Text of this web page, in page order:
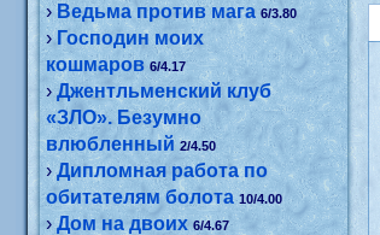
›Ведьма против мага 6/3.80
›Господин моих
кошмаров 6/4.17
›Джентльменский клуб
«ЗЛО». Безумно
влюбленный 2/4.50
›Дипломная работа по
обитателям болота 10/4.00
›Дом на двоих 6/4.67